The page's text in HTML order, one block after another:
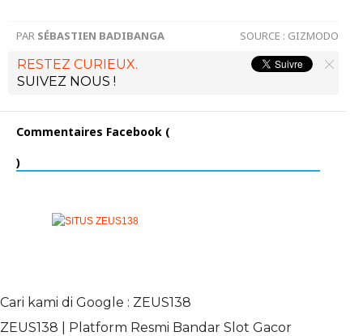
SOURCE : GIZMODO
PAR SÉBASTIEN BADIBANGA
RESTEZ CURIEUX.
SUIVEZ NOUS !
Commentaires Facebook (
)
Cari kami di Google : ZEUS138
ZEUS138 | Platform Resmi Bandar Slot Gacor